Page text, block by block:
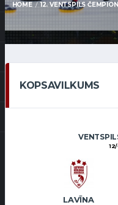
HOME 12. VENTSPILS
KOPSAVILKUMS
LAVĪNA